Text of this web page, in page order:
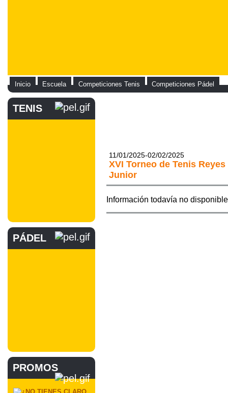
Inicio Escuela Competiciones Tenis Competiciones Pádel
TENIS
PÁDEL
PROMOS
11/01/2025-02/02/2025
XVI Torneo de Tenis
Junior
Información todavía no disponible